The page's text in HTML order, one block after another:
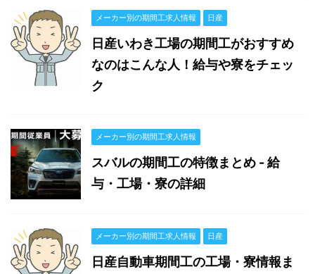
メーカー別の期間工求人情報 日産
日産いわき工場の期間工がおすすめ
なのはこんな人！給与や寮をチェッ
ク
メーカー別の期間工求人情報
スバルの期間工の特徴まとめ - 給
与・工場・寮の詳細
メーカー別の期間工求人情報 日産
日産自動車期間工の工場・寮情報ま